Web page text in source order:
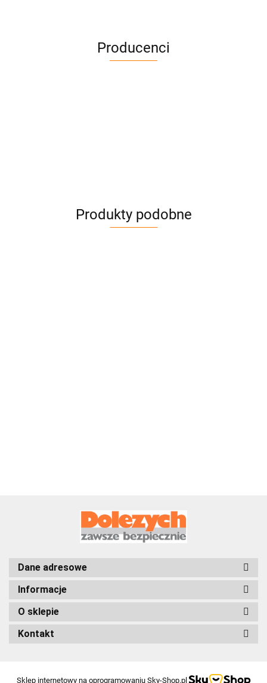
Producenci
Produkty podobne
Dane adresowe
Informacje
O sklepie
Kontakt
Sklep internetowy na oprogramowaniu Sky-Shop.pl